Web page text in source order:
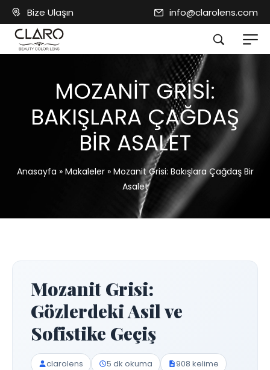
Bize Ulaşın info@clarolens.com
MOZANIT GRISI:
BAKIŞLARA ÇAĞDAŞ
BIR ASALET
Anasayfa » Makaleler» Mozanit Grisi: Bakışlara Çağdaş Bir
Asalet
Mozanit Grisi:
Gözlerdeki Asil ve
Sofistike Geçiş
clarolens 5 dk okuma
908 kelime